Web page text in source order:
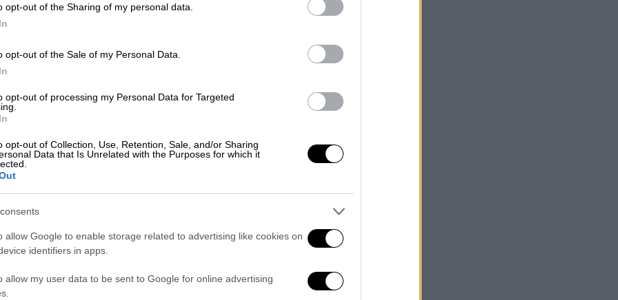
opt-out of the Sharing of my personal data.
opt-out of the Sale of my Personal Data.
opt-out of processing my Personal Data for Targeted
opt-out of Collection, Use, Retention, Sale, and/or Sharing
Data that Is Unrelated with the Purposes for which it
allow Google to enable storage related to advertising like cookies on
identifiers in apps.
allow my user data to be sent to Google for online advertising
μια σειρά από φωτογραφίες
λεζάντα της ανάρτησής της, έγραψε:
από τα παιδιά μου, την οικογένειά μου
στο αγαπημένο μου μέρος στη γη.
ζωή μπορεί να είναι όμορφη και γεμάτη